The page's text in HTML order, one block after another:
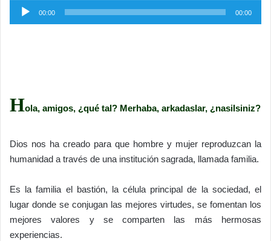
Reproductor
de
00:00 00:00
Hola, amigos, ¿qué tal? Merhaba, arkadaslar, ¿nasilsiniz?
Dios nos ha creado para que hombre y mujer reproduzcan la
humanidad a través de una institución sagrada, llamada familia.
Es la familia el bastión, la célula principal de la sociedad, el
lugar donde se conjugan las mejores virtudes, se fomentan los
mejores valores y se comparten las más hermosas
experiencias.